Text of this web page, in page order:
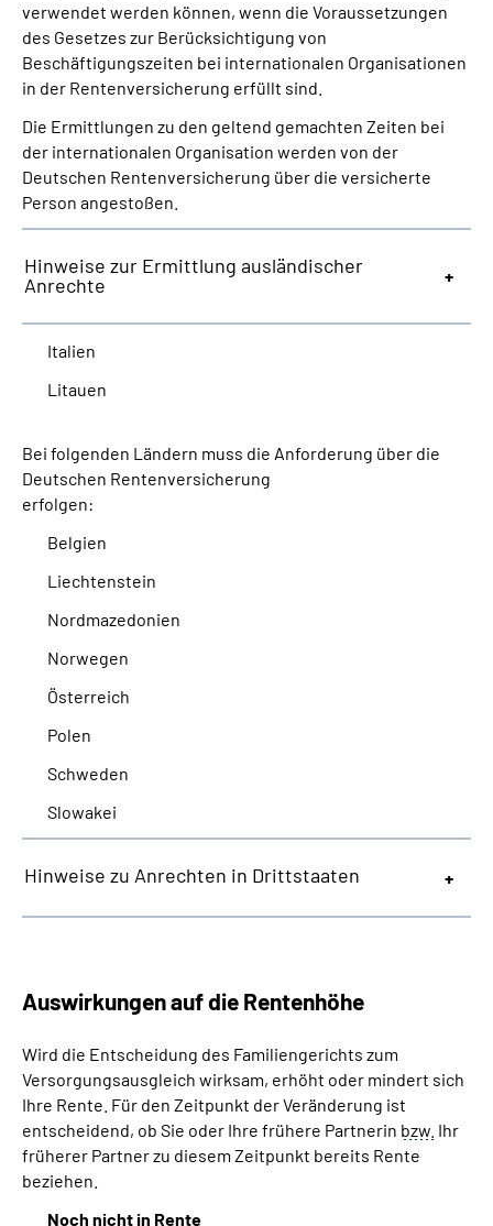
verwendet werden können, wenn die Voraussetzungen
des Gesetzes zur Berücksichtigung von
Beschäftigungszeiten bei internationalen Organisationen
in der Rentenversicherung erfüllt sind.
Die Ermittlungen zu den geltend gemachten Zeiten bei
der internationalen Organisation werden von der
Deutschen Rentenversicherung über die versicherte
Person angestoßen.
Hinweise zur Ermittlung ausländischer
Anrechte
Italien
Litauen
Bei folgenden Ländern muss die Anforderung über die
Deutschen Rentenversicherung
erfolgen:
Belgien
Liechtenstein
Nordmazedonien
Norwegen
Österreich
Polen
Schweden
Slowakei
Hinweise zu Anrechten in Drittstaaten
Auswirkungen auf die Rentenhöhe
Wird die Entscheidung des Familiengerichts zum
Versorgungsausgleich wirksam, erhöht oder mindert sich
Ihre Rente. Für den Zeitpunkt der Veränderung ist
entscheidend, ob Sie oder Ihre frühere Partnerin bzw. Ihr
früherer Partner zu diesem Zeitpunkt bereits Rente
beziehen.
Noch nicht in Rente